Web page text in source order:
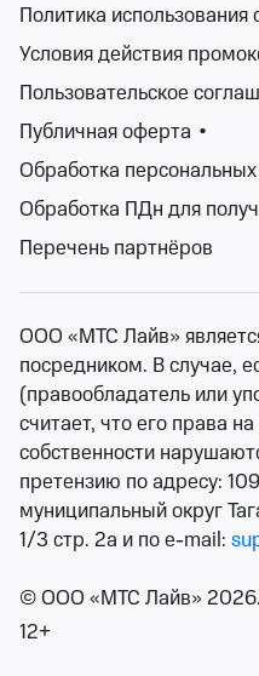
Сегодня трудно найти
слышал, что такое
одно из самых
музыкальной культуре.
20-30-х гг. XX века, и за
дал миру такие
«Призрак оперы», «Иисус
«NotreDamedeParis».
Прелесть мюзикла в том,
Для него подвластна
фильм или шоу с
вбирает в себя разные
оперетту и водевиль,
рока, цирковые и
другое.
Афиша мюзиклов
представляет вашему
идет на театральных
найдете и детские
сюжеты, и легендарные
уровня. Приобрести
вы можете на нашем
Политика использования
Условия действия
Пользовательское
Публичная оферта •
Обработка
Обработка ПДн для
Перечень партнёров
ООО «МТС Лайв»
посредником. В случае,
(правообладатель или
считает, что его права
собственности
претензию по адресу:
муниципальный округ
1/3 стр. 2а и по e-mail:
© ООО «МТС Лайв»
12+